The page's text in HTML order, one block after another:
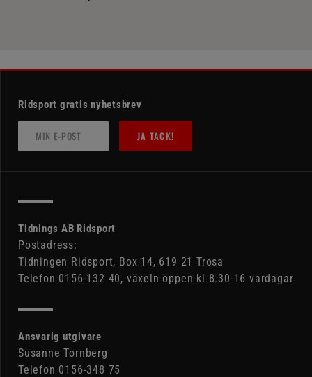
Ridsport gratis nyhetsbrev
JA TACK!
Tidnings AB Ridsport
Postadress:
Tidningen Ridsport, Box 14, 619 21 Trosa
Telefon 0156-132 40, växeln öppen kl 8.30-16 vardagar
Ansvarig utgivare
Susanne Tornberg
Telefon 0156-348 75